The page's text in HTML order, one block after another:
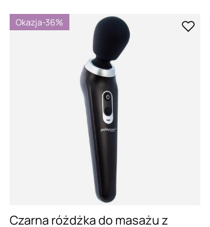
Okazja-36%
Czarna różdżka do masażu z